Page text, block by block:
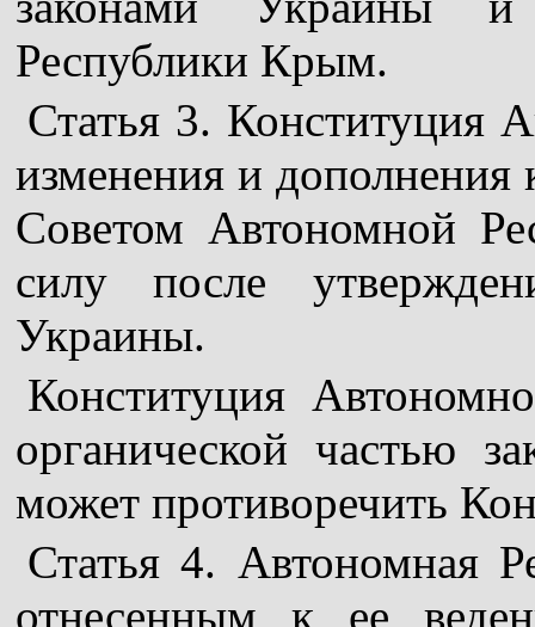
Республики Крым.
Статья 3. Конституция
изменения и
Советом Автономной
силу после
Украины.
Конституция
органической частью
может противоречить
Статья 4. Автономная
отнесенным к ее